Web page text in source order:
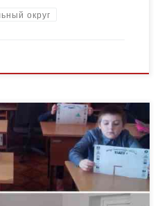
округ
районе прошло
«Безопасность детей на
безопасности» с